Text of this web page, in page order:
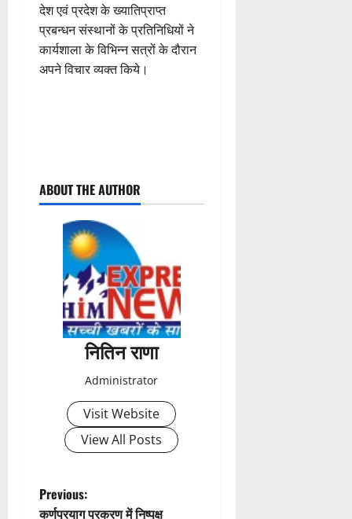
देश एवं प्रदेश के ख्यातिप्राप्त
प्रबन्धन संस्थानों के प्रतिनिधियों ने
कार्यशाला के विभिन्न सत्रों के दौरान
अपने विचार व्यक्त किये।
o
t
ABOUT THE AUTHOR
नितिन राणा
Administrator
Visit Website
View All Posts
P
Previous:
कर्णप्रयाग प्रकरण में निष्पक्ष